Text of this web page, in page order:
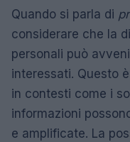
Quando si parla di
considerare che la
personali può
interessati. Questo
in contesti come i
informazioni
e amplificate. La